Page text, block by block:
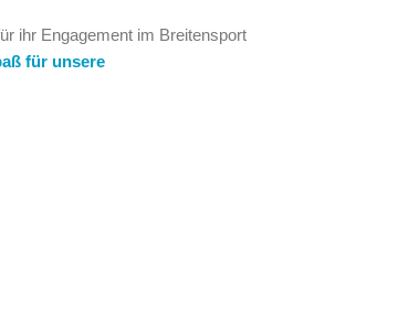
ihr Engagement im Breitensport
für unsere